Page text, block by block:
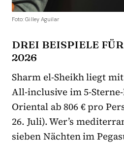
Foto: Gilley Aguilar
DREI BEISPIELE
2026
Sharm el-Sheikh liegt
All-inclusive im 5-
Oriental ab 806 € pro
26. Juli). Wer’s
sieben Nächten im